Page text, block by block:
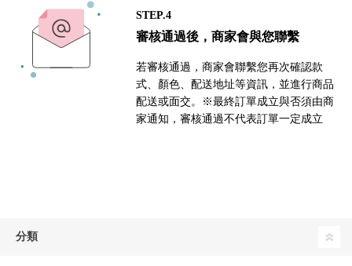
STEP.4
審核通過後，商家會與您聯繫
若審核通過，商家會聯繫您再次確認款
式、顏色、配送地址等資訊，並進行商品
配送或面交。※最終訂單成立與否須由商
家通知，審核通過不代表訂單一定成立
分類